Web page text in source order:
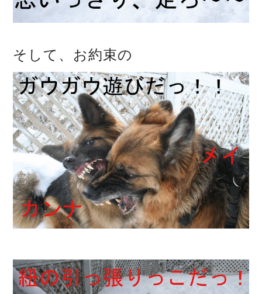
そして、お約束の